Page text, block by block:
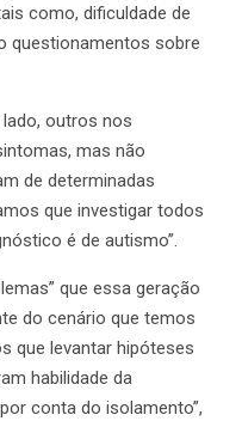
como, dificuldade de
questionamentos sobre
lado, outros nos
mas não
de determinadas
que investigar todos
é de autismo”.
que essa geração
do cenário que temos
que levantar hipóteses
habilidade da
conta do isolamento”,